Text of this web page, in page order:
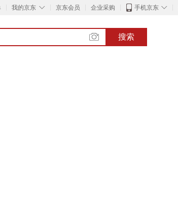
◇
我的京东 京东会员 企业采购 ◇
手机京东
搜索